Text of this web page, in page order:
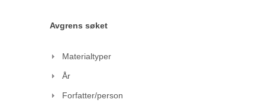
Avgrens søket
Materialtyper
År
Forfatter/person